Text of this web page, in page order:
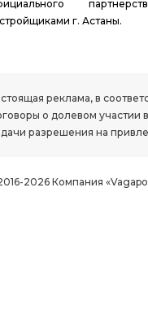
г. Астаны.
реклама, в
о долевом участии
разрешения на
2026 Компания